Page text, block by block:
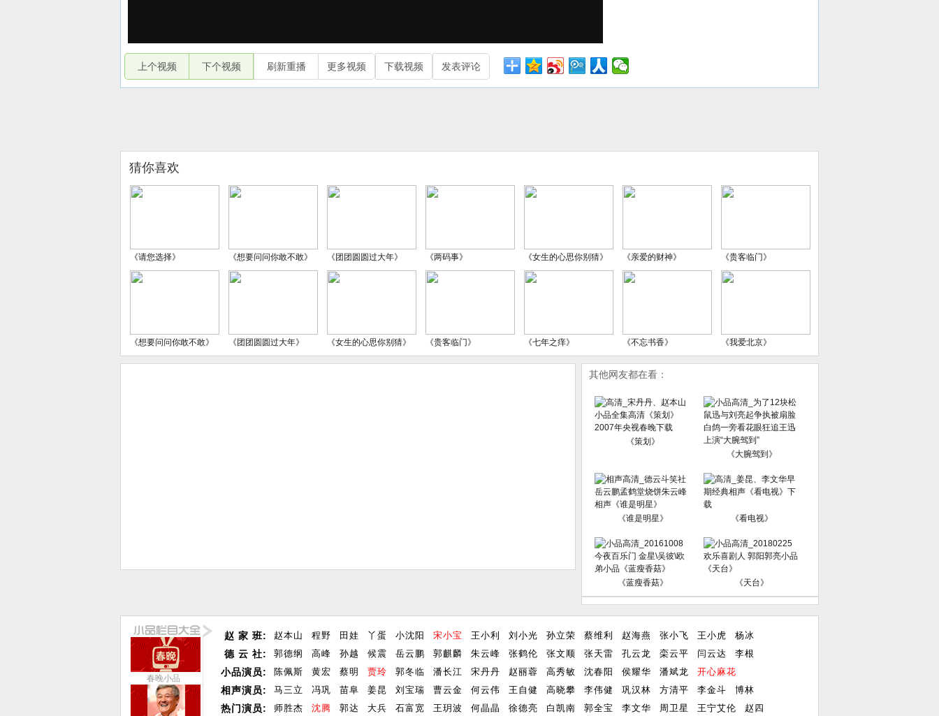
上个视频 下个视频 刷新重播 更多视频 下载视频 发表评论
猜你喜欢
《请您选择》 《想要问问你敢不敢》 《团团圆圆过大年》 《两码事》 《女生的心思你别猜》 《亲爱的财神》 《贵客临门》
《想要问问你敢不敢》 《团团圆圆过大年》 《女生的心思你别猜》 《贵客临门》 《七年之痒》 《不忘书香》 《我爱北京》
其他网友都在看：
《策划》
《大腕驾到》
《谁是明星》 《看电视》
《蓝瘦香菇》 《天台》
春晚小品
赵 家 班:
德 云 社:
小品演员:
相声演员:
热门演员:
赵本山 程野 田娃 丫蛋 小沈阳 宋小宝 王小利 刘小光 孙立荣 蔡维利 赵海燕 张小飞 王小虎
杨冰
郭德纲
高峰 孙越 候震 岳云鹏 郭麒麟 朱云峰 张鹤伦 张文顺 张天雷 孔云龙 栾云平 闫云达
李根
陈佩斯
黄宏 蔡明 贾玲 郭冬临 潘长江 宋丹丹 赵丽蓉 高秀敏 沈春阳 侯耀华 潘斌龙
开心麻花
马三立
冯巩 苗阜 姜昆 刘宝瑞 曹云金 何云伟 王自健 高晓攀 李伟健 巩汉林 方清平 李金斗
博林
师胜杰
沈腾 郭达 大兵 石富宽 王玥波 何晶晶 徐德亮 白凯南 郭全宝 李文华 周卫星 王宁艾伦 赵四